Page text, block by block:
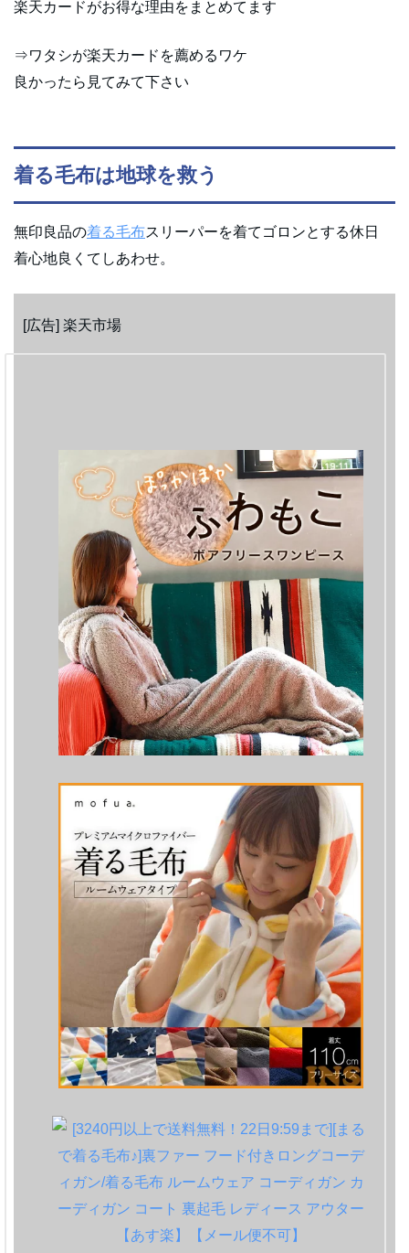
楽天カードがお得な理由をまとめてます
⇒ワタシが楽天カードを薦めるワケ
良かったら見てみて下さい
着る毛布は地球を救う
無印良品の着る毛布スリーパーを着てゴロンとする休日
着心地良くてしあわせ。
[広告] 楽天市場